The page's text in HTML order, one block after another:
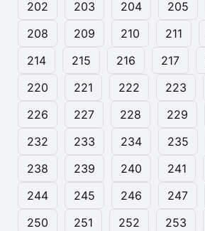
202 203 204 205
208
209 210 211
214
215 216 217
220
221 222 223
226
227 228 229
232
233 234 235
238
239 240 241
244
245 246 247
250
251 252 253